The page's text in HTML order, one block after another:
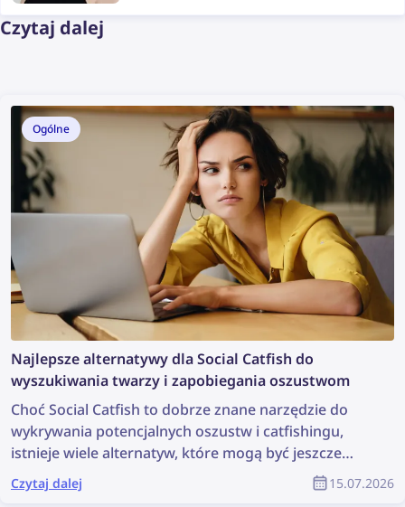
Czytaj dalej
Ogólne
Najlepsze alternatywy dla Social Catfish do
wyszukiwania twarzy i zapobiegania oszustwom
Choć Social Catfish to dobrze znane narzędzie do
wykrywania potencjalnych oszustw i catfishingu,
istnieje wiele alternatyw, które mogą być jeszcze
skuteczniejsze. Sprawdź najlepsze alternatywy dla
Social Catfish do wyszukiwania twarzy i zapobiegania
Czytaj dalej 15.07.2026